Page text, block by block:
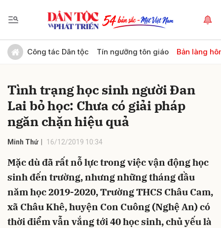
Công tác Dân tộc Tín ngưỡng tôn giáo Bản làng
Tình trạng học sinh người Đan
Lai bỏ học: Chưa có giải pháp
ngăn chặn hiệu quả
Minh Thứ 16/12/2019 10:34
Mặc dù đã rất nỗ lực trong việc vận động học
sinh đến trường, nhưng những tháng đầu
năm học 2019-2020, Trường THCS Châu Cam,
xã Châu Khê, huyện Con Cuông (Nghệ An) có
thời điểm vẫn vắng tới 40 học sinh, chủ yếu là
Gửi bình luận